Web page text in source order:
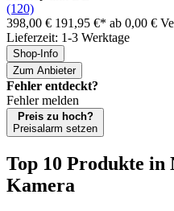
(120)
398,00 € 191,95 €* ab 0,00 €
Lieferzeit: 1-3 Werktage
Shop-Info
Zum Anbieter
Fehler entdeckt?
Fehler melden
Preis zu hoch?
Preisalarm setzen
Top 10 Produkte in
Kamera